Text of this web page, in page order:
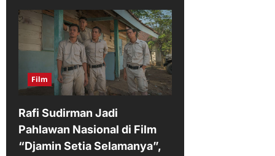
Film
Rafi Sudirman Jadi
Pahlawan Nasional di Film
“Djamin Setia Selamanya”,